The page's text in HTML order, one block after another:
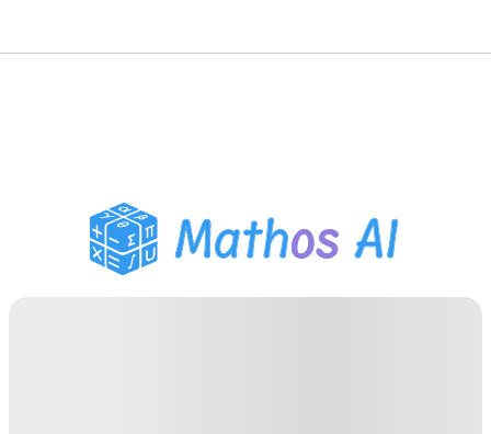
Помощник по домашним
заданиям PDF
Инструменты для